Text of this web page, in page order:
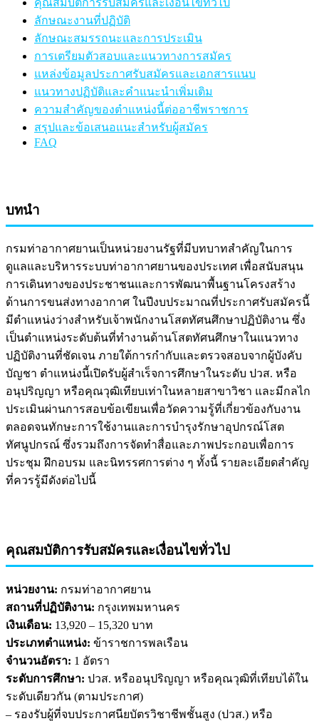
ลักษณะงานที่ปฏิบัติ
ลักษณะสมรรถนะและการประเมิน
การเตรียมตัวสอบและแนวทางการสมัคร
แหล่งข้อมูลประกาศรับสมัครและเอกสารแนบ
แนวทางปฏิบัติและคำแนะนำเพิ่มเติม
ความสำคัญของตำแหน่งนี้ต่ออาชีพราชการ
สรุปและข้อเสนอแนะสำหรับผู้สมัคร
FAQ
บทนำ
กรมท่าอากาศยานเป็นหน่วยงานรัฐที่มีบทบาทสำคัญในการ
ดูแลและบริหารระบบท่าอากาศยานของประเทศ เพื่อสนับสนุน
การเดินทางของประชาชนและการพัฒนาพื้นฐานโครงสร้าง
ด้านการขนส่งทางอากาศ ในปีงบประมาณที่ประกาศรับสมัครนี้
มีตำแหน่งว่างสำหรับเจ้าพนักงานโสตทัศนศึกษาปฏิบัติงาน ซึ่ง
เป็นตำแหน่งระดับต้นที่ทำงานด้านโสตทัศนศึกษาในแนวทาง
ปฏิบัติงานที่ชัดเจน ภายใต้การกำกับและตรวจสอบจากผู้บังคับ
บัญชา ตำแหน่งนี้เปิดรับผู้สำเร็จการศึกษาในระดับ ปวส. หรือ
อนุปริญญา หรือคุณวุฒิเทียบเท่าในหลายสาขาวิชา และมีกลไก
ประเมินผ่านการสอบข้อเขียนเพื่อวัดความรู้ที่เกี่ยวข้องกับงาน
ตลอดจนทักษะการใช้งานและการบำรุงรักษาอุปกรณ์โสต
ทัศนูปกรณ์ ซึ่งรวมถึงการจัดทำสื่อและภาพประกอบเพื่อการ
ประชุม ฝึกอบรม และนิทรรศการต่าง ๆ ทั้งนี้ รายละเอียดสำคัญ
ที่ควรรู้มีดังต่อไปนี้
คุณสมบัติการรับสมัครและเงื่อนไขทั่วไป
หน่วยงาน: กรมท่าอากาศยาน
สถานที่ปฏิบัติงาน: กรุงเทพมหานคร
เงินเดือน: 13,920 – 15,320 บาท
ประเภทตำแหน่ง: ข้าราชการพลเรือน
จำนวนอัตรา: 1 อัตรา
ระดับการศึกษา: ปวส. หรืออนุปริญญา หรือคุณวุฒิที่เทียบได้ใน
ระดับเดียวกัน (ตามประกาศ)
– รองรับผู้ที่จบประกาศนียบัตรวิชาชีพชั้นสูง (ปวส.) หรือ